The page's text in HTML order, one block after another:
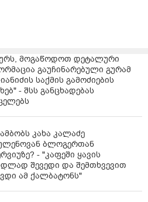
თანხის გაცემა,
რომელზეც არის
თუ 60 მილიონი, ეს არ
საკუთარი, პერსონალური
ეს არის ხალხის ფული,
თანხების ერთობლიობა.
რამაც ჩვენ
საუბარია თანხის
პასუხისმგებლობა
გადასახადის
მოგაწოდოთ დეტალური
გაუჩინარებული გურამ
საქმის გამოძიების
- შსს განცხადებას
კახა კალაძე
ბლოგერთან
- "კაფეში ყავის
შევედი და შემთხვევით
ამ ქალბატონს"